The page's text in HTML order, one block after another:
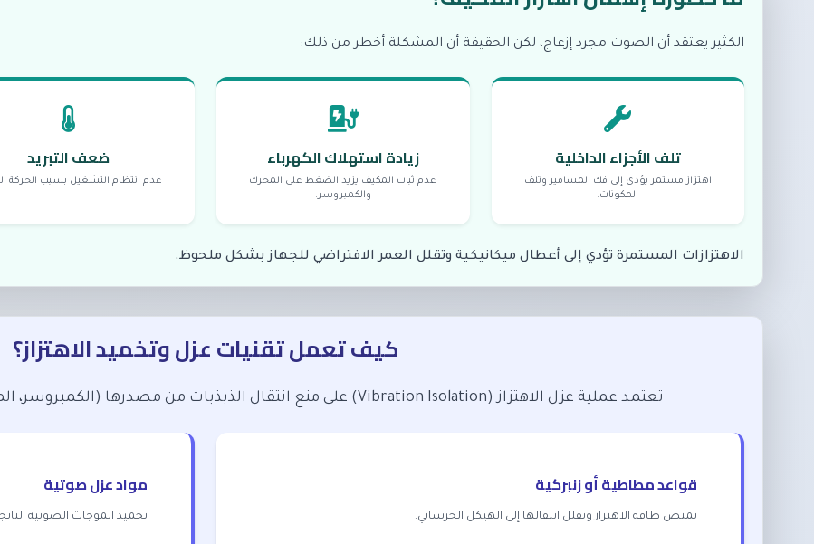
الكثير يعتقد أن الصوت مجرد إزعاج، لكن الحقيقة أن المشكلة أخطر من ذلك:
تلف الأجزاء الداخلية
اهتزاز مستمر يؤدي إلى فك المسامير وتلف
المكونات.
زيادة استهلاك الكهرباء
عدم ثبات المكيف يزيد الضغط على المحرك
والكمبروسر.
ضعف التبريد
عدم انتظام التشغيل بسبب الحركة
الاهتزازات المستمرة تؤدي إلى أعطال ميكانيكية وتقلل العمر الافتراضي للجهاز بشكل ملحوظ.
كيف تعمل تقنيات عزل وتخميد الاهتزاز؟
تعتمد عملية عزل الاهتزاز (Vibration Isolation) على منع انتقال الذبذبات من مصدرها (الكمبروسر، المراوح) إلى باقي أجزاء المبنى باستخدام:
قواعد مطاطية أو زنبركية
تمتص طاقة الاهتزاز وتقلل انتقالها إلى الهيكل الخرساني.
مواد عزل صوتية
تخميد الموجات الصوتية